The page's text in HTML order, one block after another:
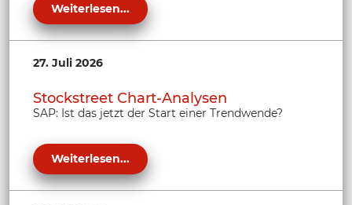
Weiterlesen...
27. Juli 2026
Stockstreet Chart-Analysen
SAP: Ist das jetzt der Start einer Trendwende?
Weiterlesen...